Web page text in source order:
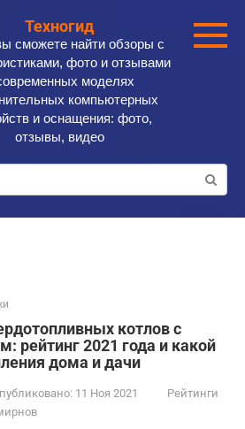
Техногид
сможете найти обзоры с
фото и отзывами
моделях
компьютерных
и оснащения: фото,
отзывы, видео
котлов с
рейтинг 2021 года и какой
дома и дачи
11 Ноя 2021
Рейтинги